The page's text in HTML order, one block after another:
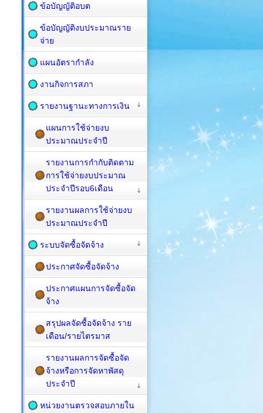
ข้อบัญญัติอบต
ข้อบัญญัติงบประมาณราย
จ่าย
แผนอัตรากำลัง
งานกิจการสภา
รายงานฐานะทางการเงิน
แผนการใช้จ่ายงบ
ประมาณประจำปี
รายงานการกำกับติดตาม
การใช้จ่ายงบประมาณ
ประจำปีรอบ6เดือน
รายงานผลการใช้จ่ายงบ
ประมาณประจำปี
ระบบจัดซื้อจัดจ้าง
ประกาศจัดซื้อจัดจ้าง
ประกาศแผนการจัดซื้อจัด
จ้าง
สรุปผลจัดซื้อจัดจ้าง ราย
เดือน/รายไตรมาส
รายงานผลการจัดซื้อจัด
จ้างหรือการจัดหาพัสดุ
ประจำปี
หน่วยงานตรวจสอบภายใน